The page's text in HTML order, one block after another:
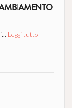
Leggi tutto